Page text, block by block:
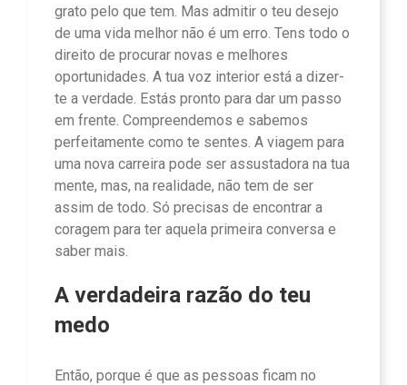
grato pelo que tem. Mas admitir o teu desejo
de uma vida melhor não é um erro. Tens todo o
direito de procurar novas e melhores
oportunidades. A tua voz interior está a dizer-
te a verdade. Estás pronto para dar um passo
em frente. Compreendemos e sabemos
perfeitamente como te sentes. A viagem para
uma nova carreira pode ser assustadora na tua
mente, mas, na realidade, não tem de ser
assim de todo. Só precisas de encontrar a
coragem para ter aquela primeira conversa e
saber mais.
A verdadeira razão do teu
medo
Então, porque é que as pessoas ficam no